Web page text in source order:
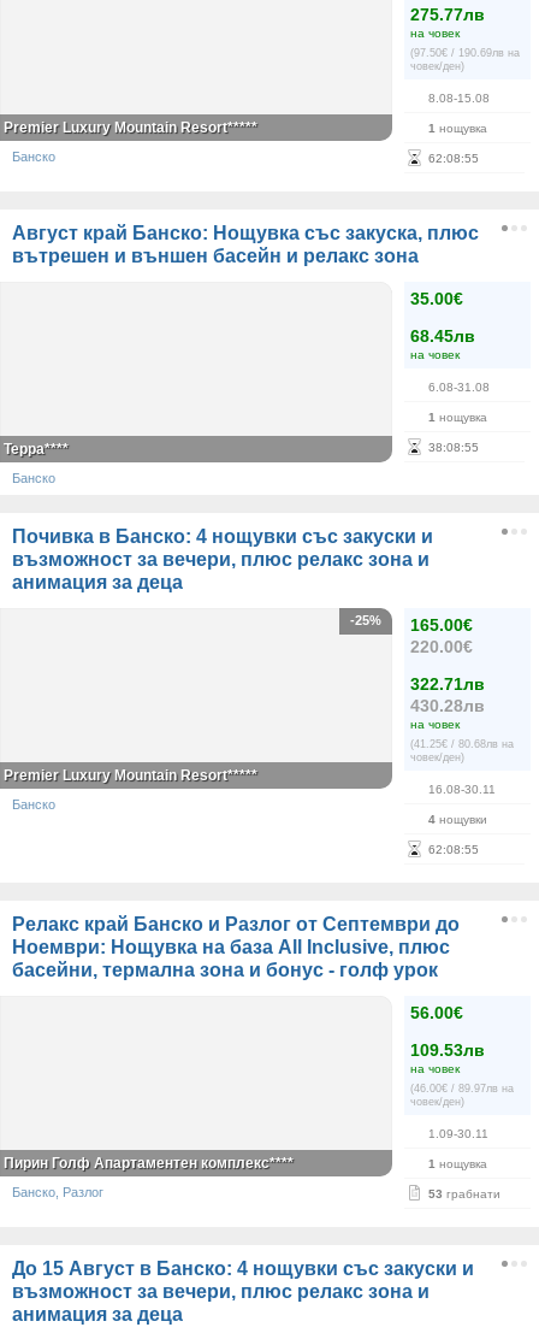
275.77лв
на човек
(97.50€ / 190.69лв на
човек/ден)
8.08-15.08
1 нощувка
62:08:55
Premier Luxury Mountain Resort*****
Банско
Август край Банско: Нощувка със закуска, плюс
вътрешен и външен басейн и релакс зона
35.00€
68.45лв
на човек
6.08-31.08
1 нощувка
38:08:55
Терра****
Банско
Почивка в Банско: 4 нощувки със закуски и
възможност за вечери, плюс релакс зона и
анимация за деца
165.00€
220.00€
322.71лв
430.28лв
на човек
(41.25€ / 80.68лв на
човек/ден)
16.08-30.11
4 нощувки
62:08:55
-25%
Premier Luxury Mountain Resort*****
Банско
Релакс край Банско и Разлог от Септември до
Ноември: Нощувка на база All Inclusive, плюс
басейни, термална зона и бонус - голф урок
56.00€
109.53лв
на човек
(46.00€ / 89.97лв на
човек/ден)
1.09-30.11
1 нощувка
53 грабнати
Пирин Голф Апартаментен комплекс****
Банско, Разлог
До 15 Август в Банско: 4 нощувки със закуски и
възможност за вечери, плюс релакс зона и
анимация за деца